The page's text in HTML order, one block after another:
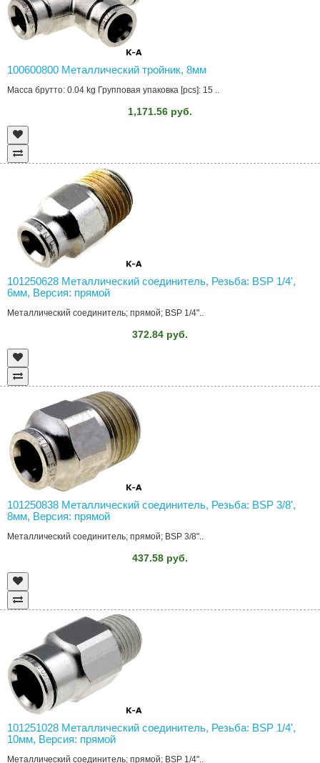
100600800 Металлический тройник, 8мм
Масса брутто: 0.04 kg Групповая упаковка [pcs]: 15 ..
1,171.56 руб.
101250628 Металлический соединитель, Резьба: BSP 1/4',
6мм, Версия: прямой
Металлический соединитель; прямой; BSP 1/4"..
372.84 руб.
101250838 Металлический соединитель, Резьба: BSP 3/8',
8мм, Версия: прямой
Металлический соединитель; прямой; BSP 3/8"..
437.58 руб.
101251028 Металлический соединитель, Резьба: BSP 1/4',
10мм, Версия: прямой
Металлический соединитель; прямой; BSP 1/4"..